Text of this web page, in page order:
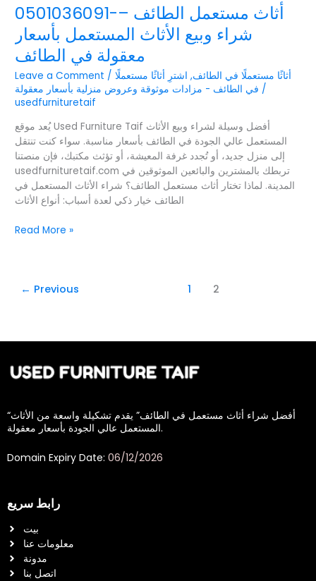
0501036091-أثاث مستعمل الطائف –
شراء وبيع الأثاث المستعمل بأسعار
معقولة في الطائف
Leave a Comment / أثاثًا مستعملًا في الطائف, اشترِ أثاثًا مستعملًا
في الطائف - مزادات موثوقة وعروض منزلية بأسعار معقولة /
usedfurnituretaif
يُعد موقع Used Furniture Taif أفضل وسيلة لشراء وبيع الأثاث
المستعمل عالي الجودة في الطائف بأسعار مناسبة. سواء كنت تنتقل
إلى منزل جديد، أو تُجدد غرفة المعيشة، أو تؤثث مكتبك، فإن منصتنا
usedfurnituretaif.com تربطك بالمشترين والبائعين الموثوقين في
المدينة. لماذا تختار أثاث مستعمل الطائف؟ شراء الأثاث المستعمل في
الطائف خيار ذكي لعدة أسباب: أنواع الأثاث
Read More »
← Previous 1 2
“أفضل شراء أثاث مستعمل في الطائف” يقدم تشكيلة واسعة من الأثاث
المستعمل عالي الجودة بأسعار معقولة.
Domain Expiry Date: 06/12/2026
رابط سريع
بيت
معلومات عنا
مدونة
اتصل بنا